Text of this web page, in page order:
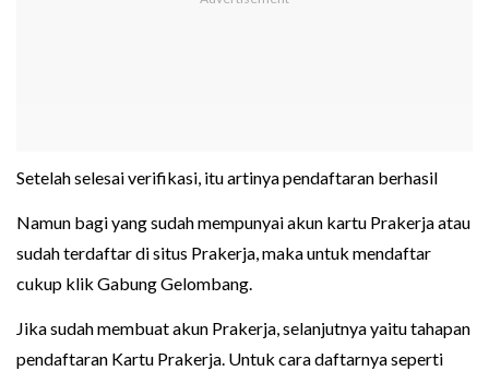
Setelah selesai verifikasi, itu artinya pendaftaran berhasil
Namun bagi yang sudah mempunyai akun kartu Prakerja atau
sudah terdaftar di situs Prakerja, maka untuk mendaftar
cukup klik Gabung Gelombang.
Jika sudah membuat akun Prakerja, selanjutnya yaitu tahapan
pendaftaran Kartu Prakerja. Untuk cara daftarnya seperti